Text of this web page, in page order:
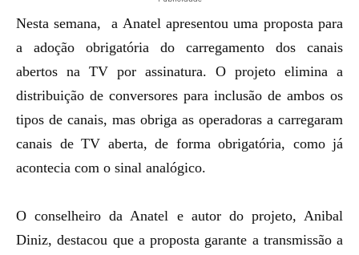
Nesta semana, a Anatel apresentou uma proposta para
a adoção obrigatória do carregamento dos canais
abertos na TV por assinatura. O projeto elimina a
distribuição de conversores para inclusão de ambos os
tipos de canais, mas obriga as operadoras a carregaram
canais de TV aberta, de forma obrigatória, como já
acontecia com o sinal analógico.
O conselheiro da Anatel e autor do projeto, Anibal
Diniz, destacou que a proposta garante a transmissão a